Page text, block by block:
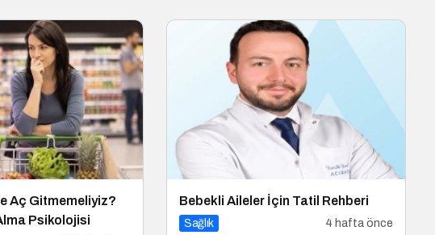
Aç Gitmemeliyiz?
Psikolojisi
Bebekli Aileler İçin Tatil Rehberi
Sağlık 4 hafta önce